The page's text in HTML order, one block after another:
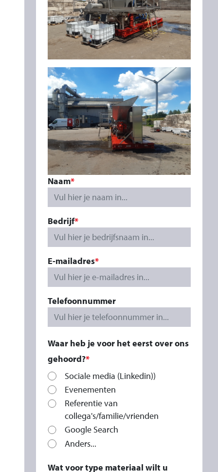
Naam
Bedrijf
E-mailadres
Telefoonnummer
Waar heb je voor het eerst over ons
gehoord?
Sociale media (Linkedin))
Evenementen
Referentie van
collega's/familie/vrienden
Google Search
Anders...
Wat voor type materiaal wilt u